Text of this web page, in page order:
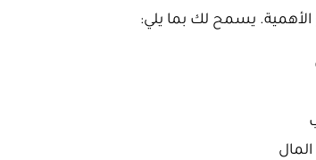
الأهمية. يسمح لك بما يلي: